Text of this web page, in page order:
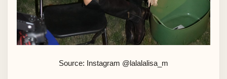
Source: Instagram @lalalalisa_m